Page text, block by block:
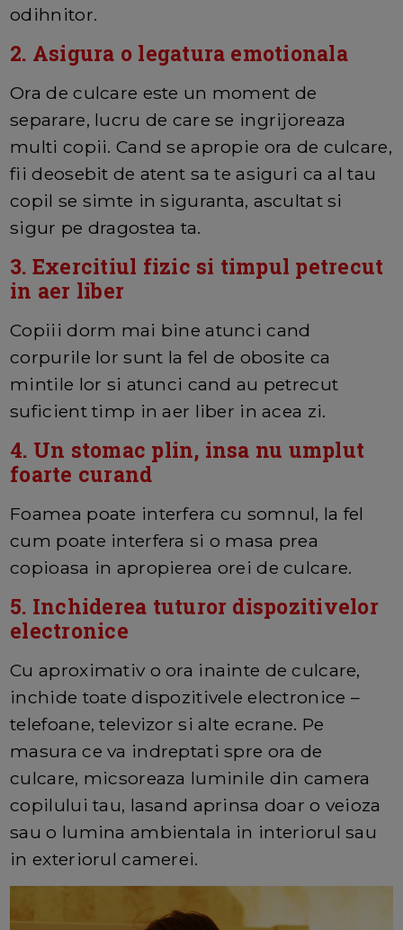
odihnitor.
2. Asigura o legatura emotionala
Ora de culcare este un moment de
separare, lucru de care se ingrijoreaza
multi copii. Cand se apropie ora de culcare,
fii deosebit de atent sa te asiguri ca al tau
copil se simte in siguranta, ascultat si
sigur pe dragostea ta.
3. Exercitiul fizic si timpul petrecut
in aer liber
Copiii dorm mai bine atunci cand
corpurile lor sunt la fel de obosite ca
mintile lor si atunci cand au petrecut
suficient timp in aer liber in acea zi.
4. Un stomac plin, insa nu umplut
foarte curand
Foamea poate interfera cu somnul, la fel
cum poate interfera si o masa prea
copioasa in apropierea orei de culcare.
5. Inchiderea tuturor dispozitivelor
electronice
Cu aproximativ o ora inainte de culcare,
inchide toate dispozitivele electronice –
telefoane, televizor si alte ecrane. Pe
masura ce va indreptati spre ora de
culcare, micsoreaza luminile din camera
copilului tau, lasand aprinsa doar o veioza
sau o lumina ambientala in interiorul sau
in exteriorul camerei.